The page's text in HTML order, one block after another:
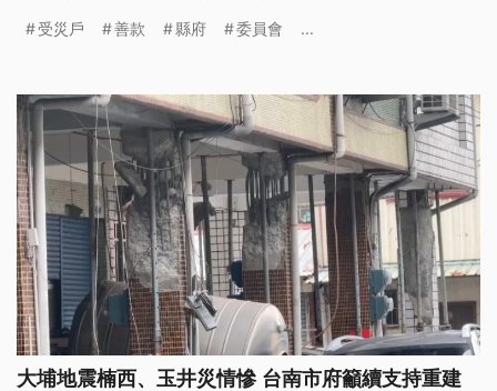
受災戶 善款 縣府 委員會 ...
大埔地震楠西、玉井災情慘 台南市府籲續支持重建